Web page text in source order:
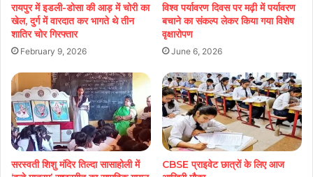
रायपुर में इडली-डोसा की आड़ में चोरी का
खेल, दुर्ग में वारदात कर भागते थे तीन
शातिर चोर गिरफ्तार
February 9, 2026
विश्व पर्यावरण दिवस पर मढ़ी में पर्यावरण
बचाने का संकल्प लेकर किया गया विशेष
वृक्षारोपण
June 6, 2026
सरस्वती शिशु मंदिर तिल्दा सासाहोली में
CBSE प्राइवेट छात्रों के लिए आज